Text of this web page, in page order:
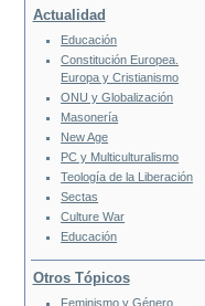
Actualidad
Educación
Constitución Europea.
Europa y Cristianismo
ONU y Globalización
Masonería
New Age
PC y Multiculturalismo
Teología de la Liberación
Sectas
Culture War
Educación
Otros Tópicos
Feminismo y Género